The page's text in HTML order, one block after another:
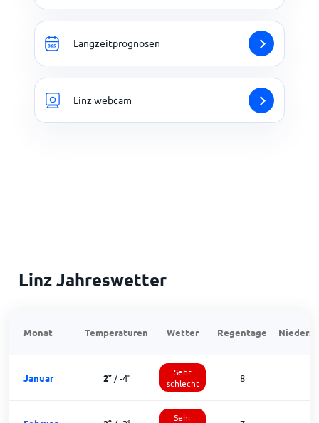
Langzeitprognosen
Linz webcam
Linz Jahreswetter
Monat Temperaturen Wetter Regentage
Januar 2°/-4°
Sehr
schlecht
8
Sehr